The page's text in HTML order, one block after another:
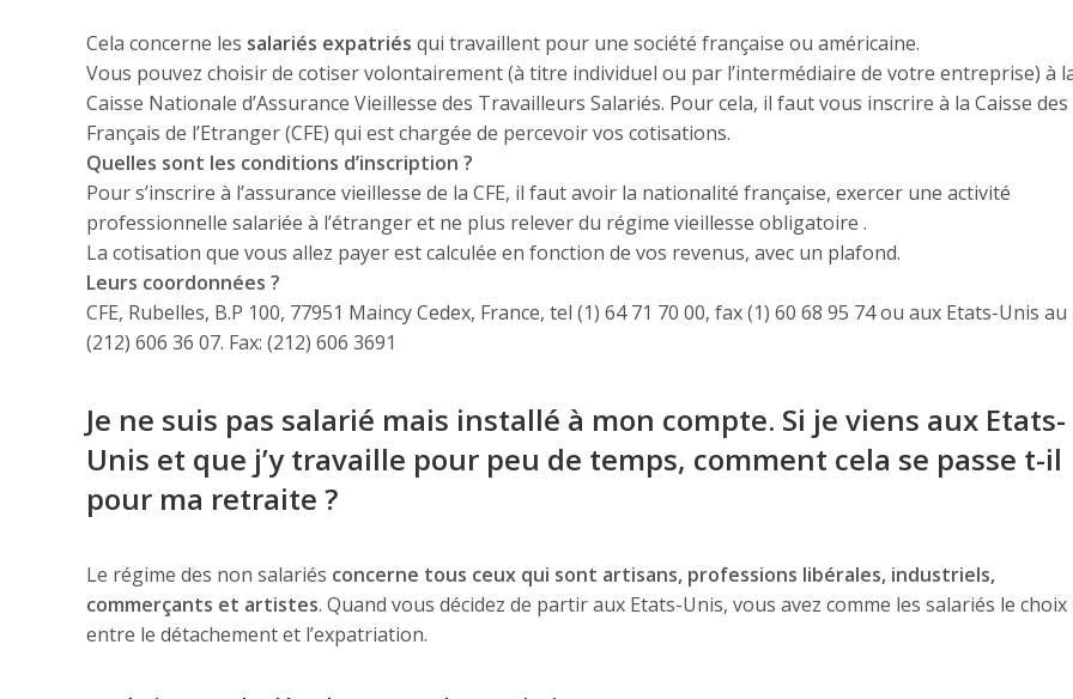
Cela concerne les salariés expatriés qui travaillent pour une société française ou américaine.
Vous pouvez choisir de cotiser volontairement (à titre individuel ou par l’intermédiaire de votre entreprise) à
Caisse Nationale d’Assurance Vieillesse des Travailleurs Salariés. Pour cela, il faut vous inscrire à la Caisse des
Français de l’Etranger (CFE) qui est chargée de percevoir vos cotisations.
Quelles sont les conditions d’inscription ?
Pour s’inscrire à l’assurance vieillesse de la CFE, il faut avoir la nationalité française, exercer une activité
professionnelle salariée à l’étranger et ne plus relever du régime vieillesse obligatoire .
La cotisation que vous allez payer est calculée en fonction de vos revenus, avec un plafond.
Leurs coordonnées ?
CFE, Rubelles, B.P 100, 77951 Maincy Cedex, France, tel (1) 64 71 70 00, fax (1) 60 68 95 74 ou aux Etats-Unis au
(212) 606 36 07. Fax: (212) 606 3691
Je ne suis pas salarié mais installé à mon compte. Si je viens aux Etats-
Unis et que j’y travaille pour peu de temps, comment cela se passe t-il
pour ma retraite ?
Le régime des non salariés concerne tous ceux qui sont artisans, professions libérales, industriels,
commerçants et artistes. Quand vous décidez de partir aux Etats-Unis, vous avez comme les salariés le choix
entre le détachement et l’expatriation.